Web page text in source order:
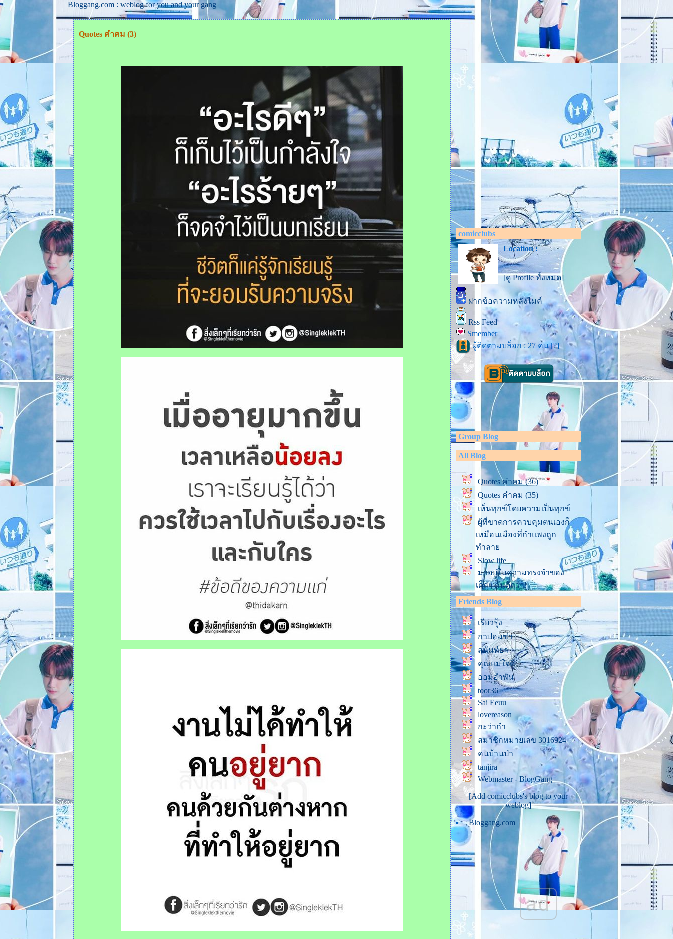
Bloggang.com : weblog for you and your gang
Quotes คำคม (3)
comicclubs
Location :
[ดู Profile ทั้งหมด]
ฝากข้อความหลังไมค์
Rss Feed
Smember
ผู้ติดตามบล็อก : 27 คน [?]
Group Blog
All Blog
Quotes คำคม (36)
Quotes คำคม (35)
เห็นทุกข์โดยความเป็นทุกข์
ผู้ที่ขาดการควบคุมตนเองก็
เหมือนเมืองที่กำแพงถูก
ทำลา
Slow life
มาอยู่ในความทรงจำของ
เด็กๆ กันดีกว่า!
ชร์ธรรมะ (2)
ชร์ธรรมะ (1)
รักตัวเองให้มากๆ นะลูก
(ข้อคิดจากฟ้าเพียงดิน ตอนที่
6)
ข้อคิดจากการมองดูพี่เสือทาง
TikTok
คู่ครองที่สมบูรณ์แบบ
ภาพสีขาวที่มีจุดสีดำ
Quotes คำคม (34)
Quotes คำคม (33)
บันทึกคำพูดของพี่เสือจากไลฟ์
สด (3 พ.ย. 64)
ธรรมะที่แม่บันทึก (24)
ชรากาล ที่น่ารัก (แม่ส่งมาให้
ทางไลน์)
ธรรมะที่แม่บันทึก (23)
ธรรมะที่แม่บันทึก (22)
Quotes คำคม (32)
ธรรมะที่แม่บันทึก (21)
ธรรมะที่แม่บันทึก (20)
ธรรมะที่แม่บันทึก (19)
ธรรมะที่แม่บันทึก (18)
เป็นตัวของตัวเอง
ขอบคุณ 'รอยยิ้มของเธอ'
Friends Blog
เรียวรุ้ง
กาปอมซ่า
สุนันท์ยา
คุณแม่ใจดี
ออมอำพัน
toor36
Sai Eeuu
lovereason
กะว่าก๋า
สมาชิกหมายเลข 3016924
คนบ้านป่า
tanjira
Webmaster - BlogGang
[Add comicclubs's blog to your
weblog]
Bloggang.com
ad